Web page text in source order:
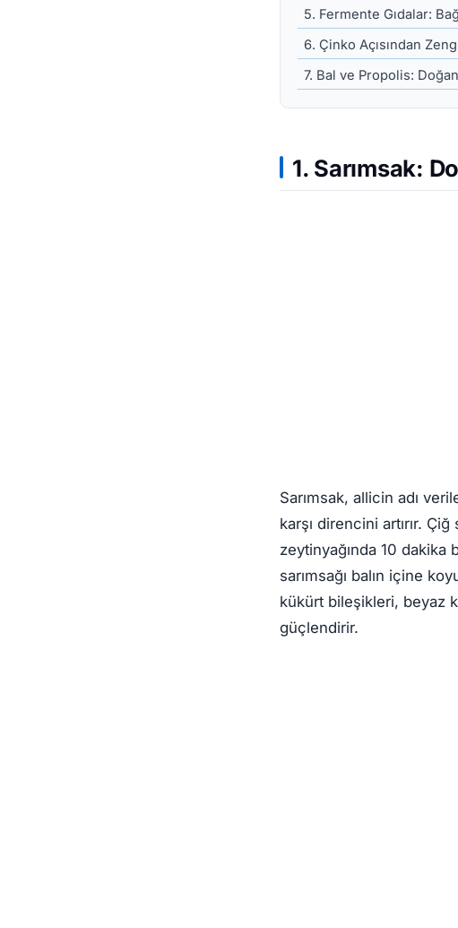
5. Fermente Gıdalar:
6. Çinko Açısından
7. Bal ve Propolis:
1. Sarımsak:
Sarımsak, allicin adı
karşı direncini artırır. Çiğ
zeytinyağında 10
sarımsağı balın içine
kükürt bileşikleri, beyaz
güçlendirir.